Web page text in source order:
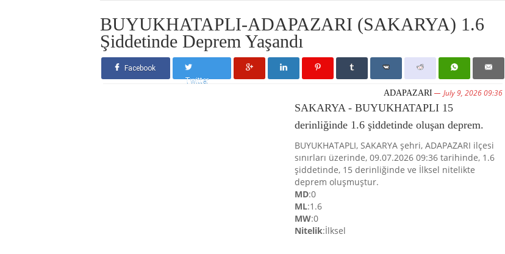
BUYUKHATAPLI-ADAPAZARI (SAKARYA) 1.6
Şiddetinde Deprem Yaşandı
Facebook
Twitter
ADAPAZARI July 9, 2026 09:36
SAKARYA - BUYUKHATAPLI 15
derinliğinde 1.6 şiddetinde oluşan deprem.
BUYUKHATAPLI, SAKARYA şehri, ADAPAZARI ilçesi
sınırları üzerinde, 09.07.2026 09:36 tarihinde, 1.6
şiddetinde, 15 derinliğinde ve İlksel nitelikte
deprem oluşmuştur.
MD:0
ML:1.6
MW:0
Nitelik:İlksel